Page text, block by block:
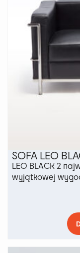
SOFA LEO
LEO BLACK 2
wyjątkowej